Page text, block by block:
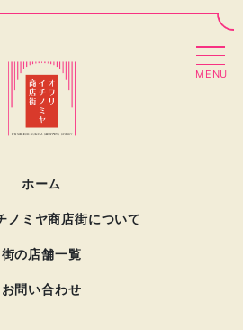
MENU
ホーム
ノミヤ商店街について
街の店舗一覧
お問い合わせ